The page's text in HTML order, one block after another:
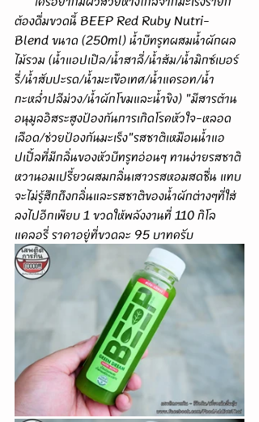
ต้องดื่มขวดนี้ BEEP Red Ruby Nutri-
Blend ขนาด (250ml) น้ำบีทรูทผสมน้ำผักผล
ไม้รวม (น้ำแอปเปิล/น้ำสาลี่/น้ำส้ม/น้ำมิกซ์เบอร์
รี่/น้ำสับปะรด/น้ำมะเขือเทศ/น้ำแครอท/น้ำ
กะหล่ำปลีม่วง/น้ำผักโขมและน้ำขิง) "มีสารต้าน
อนุมูลอิสระสูงป้องกันการเกิดโรคหัวใจ-หลอด
เลือด/ช่วยป้องกันมะเร็ง"รสชาติเหมือนน้ำแอ
ปเปิ้ลที่มีกลิ่นของหัวบีทรูทอ่อนๆ ทานง่ายรสชาติ
หวานอมเปรี้ยวผสมกลิ่นเสาวรสหอมสดชื่น แทบ
จะไม่รู้สึกถึงกลิ่นและรสชาติของน้ำผักต่างๆที่ใส่
ลงไปอีกเพียบ 1 ขวดให้พลังงานที่ 110 กิโล
แคลอรี่ ราคาอยู่ที่ขวดละ 95 บาทครับ